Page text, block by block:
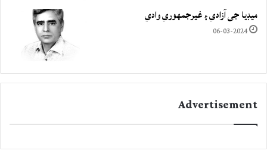
ميڊيا جي آزادي ۽ غيرجمھوري وادي
06-03-2024
Advertisement